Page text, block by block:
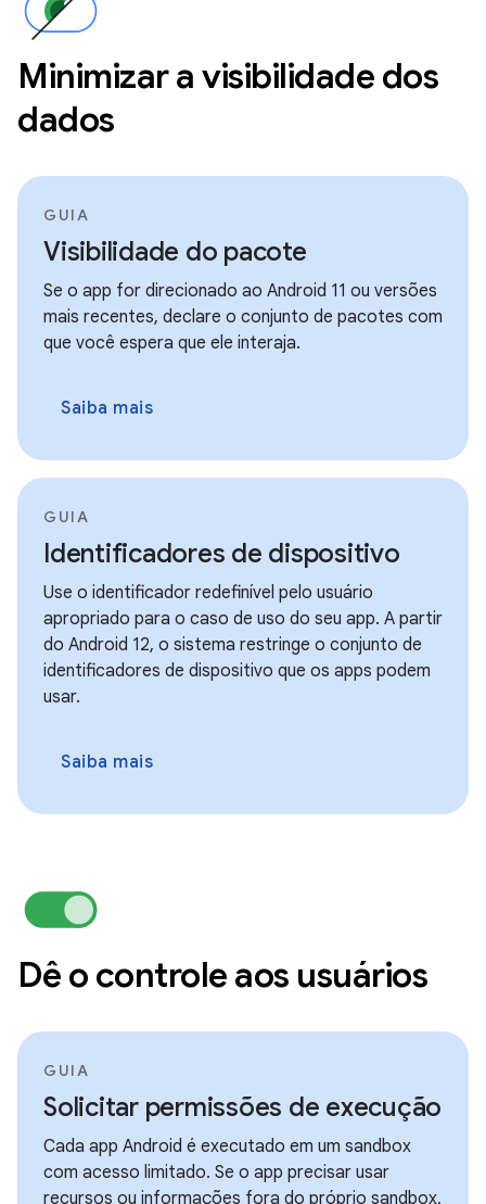
Minimizar a visibilidade dos
dados
GUIA
Visibilidade do pacote
Se o app for direcionado ao Android 11 ou versões
mais recentes, declare o conjunto de pacotes com
que você espera que ele interaja.
Saiba mais
GUIA
Identificadores de dispositivo
Use o identificador redefinível pelo usuário
apropriado para o caso de uso do seu app. A partir
do Android 12, o sistema restringe o conjunto de
identificadores de dispositivo que os apps podem
usar.
Saiba mais
Dê o controle aos usuários
GUIA
Solicitar permissões de execução
Cada app Android é executado em um sandbox
com acesso limitado. Se o app precisar usar
recursos ou informações fora do próprio sandbox,